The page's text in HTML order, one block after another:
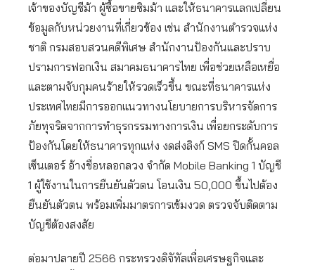
เจ้าของบัญชีม้า ผู้ซื้อขายซิมม้า และให้ธนาคารแลกเปลี่ยน
ข้อมูลกับหน่วยงานที่เกี่ยวข้อง เช่น สำนักงานตำรวจแห่ง
ชาติ กรมสอบสวนคดีพิเศษ สำนักงานป้องกันและปราบ
ปรามการฟอกเงิน สมาคมธนาคารไทย เพื่อช่วยเหลือเหยื่อ
และตามจับกุมคนร้ายให้รวดเร็วขึ้น ขณะที่ธนาคารแห่ง
ประเทศไทยมีการออกแนวทางนโยบายการบริหารจัดการ
ภัยทุจริตจากการทำธุรกรรมทางการเงิน เพื่อยกระดับการ
ป้องกันโดยให้ธนาคารทุกแห่ง งดส่งลิงก์ SMS ปิดกั้นคอล
เซ็นเตอร์ อ้างชื่อหลอกลวง จำกัด Mobile Banking 1 บัญชี
1 ผู้ใช้งานในการยืนยันตัวตน โอนเงิน 50,000 ขึ้นไปต้อง
ยืนยันตัวตน พร้อมเพิ่มมาตรการเข้มงวด ตรวจจับติดตาม
บัญชีต้องสงสัย
ต่อมาปลายปี 2566 กระทรวงดิจัทัลเพื่อเศรษฐกิจและ